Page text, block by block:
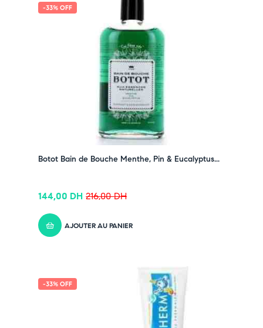
-33% OFF
Botot Bain de Bouche Menthe, Pin & Eucalyptus...
216,00DH
144,00 DH
AJOUTER AU PANIER
-33% OFF